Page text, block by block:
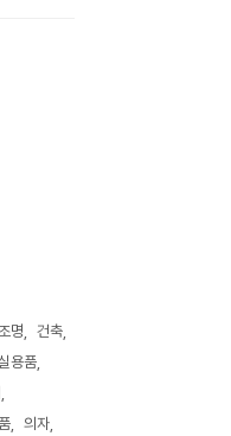
명
건축
용품
의자